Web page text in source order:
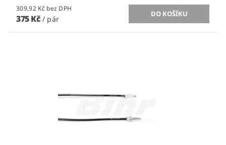
309,92 Kč bez DPH
375 Kč / pár